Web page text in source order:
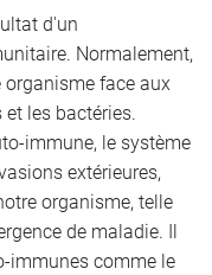
d'un
Normalement,
organisme face aux
les bactéries.
immune, le système
extérieures,
organisme, telle
de maladie. Il
immunes comme le